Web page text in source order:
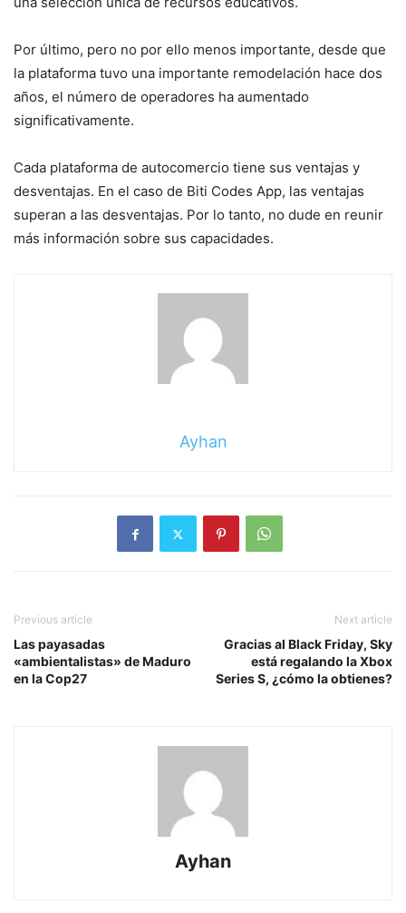
Por último, pero no por ello menos importante, desde que
la plataforma tuvo una importante remodelación hace dos
años, el número de operadores ha aumentado
significativamente.
Cada plataforma de autocomercio tiene sus ventajas y
desventajas. En el caso de Biti Codes App, las ventajas
superan a las desventajas. Por lo tanto, no dude en reunir
más información sobre sus capacidades.
Ayhan
Previous article
Las payasadas
«ambientalistas» de Maduro
en la Cop27
Next article
Gracias al Black Friday, Sky
está regalando la Xbox
Series S, ¿cómo la obtienes?
Ayhan